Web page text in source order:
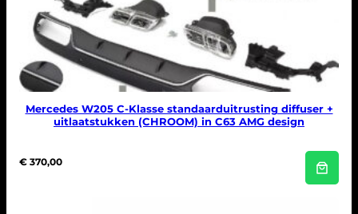
Mercedes W205 C-Klasse standaarduitrusting diffuser +
uitlaatstukken (CHROOM) in C63 AMG design
€ 370,00